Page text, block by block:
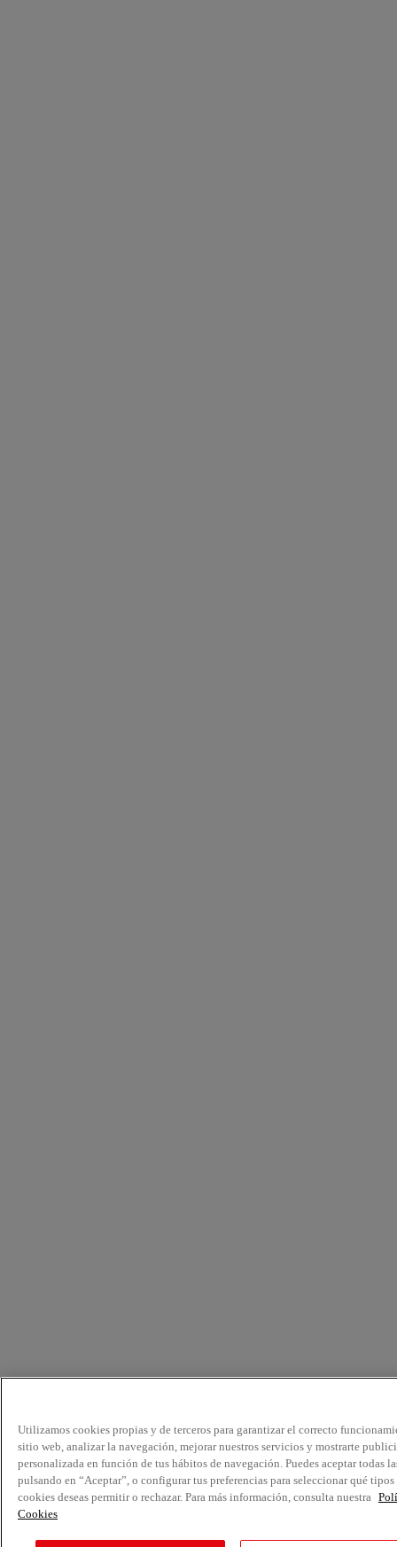
Utilizamos cookies propias y de terceros para garantizar el correcto
sitio web, analizar la navegación, mejorar nuestros servicios y mostrarte
personalizada en función de tus hábitos de navegación. Puedes aceptar todas
pulsando en “Aceptar”, o configurar tus preferencias para seleccionar qué tipos
cookies deseas permitir o rechazar. Para más información, consulta nuestra
Cookies